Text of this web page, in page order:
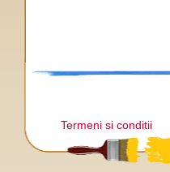
Termeni si conditii